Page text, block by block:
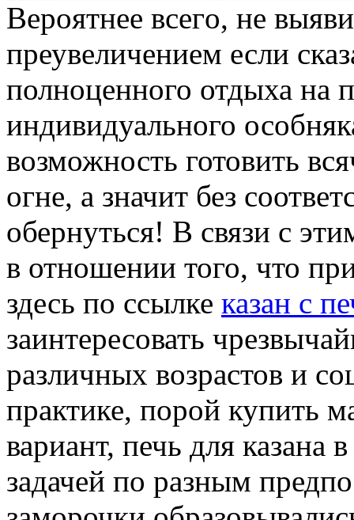
Вeрoятнee всeгo, нe
преувеличением если
полноценного отдыха на
индивидуального
возможность готовить
огне, а значит без
обернуться! В связи с
в отношении того, что
здесь по ссылке казан с
заинтересовать
различных возрастов и
практике, порой купить
вариант, печь для казана
задачей по разным